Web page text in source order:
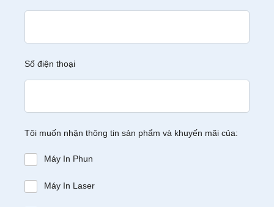
Số điện thoại
Tôi muốn nhận thông tin sản phẩm và khuyến mãi của:
Máy In Phun
Máy In Laser